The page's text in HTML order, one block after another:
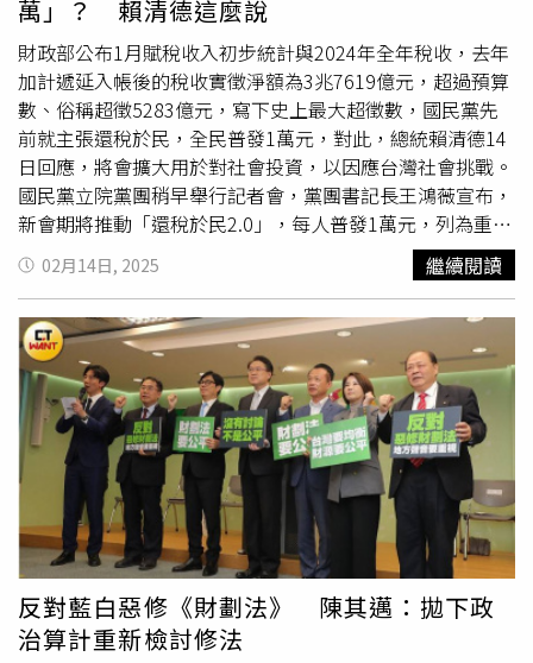
委員會委員劉書彬直言，目前企業捐資私校抵稅額度未進一
步放寬前，「高教禿鷹」問題就已滿天飛，常見私人或企業
捐資私校時，提出過半董事席次入主私校等條件，甚至堂而
皇之將校名冠上財團名號，「變魔術」把公共校產挪為私
產，這類形同買賣的「附條件捐贈」，若再獲得政府助攻免
稅，教育場將淪為財團避稅天堂，說是為私校找財源續命，
其實是自欺欺人，面對不可逆的少子化海嘯「只是把問題甩
給下一代」。曾任財政部次長的一名財稅學者強調，《私校
法》62條修法絕不宜冒進，原因有三：首先，在少子化之
下，稅損都還沒做好評估，卻一味放寬捐獻抵稅額度，只是
把政府搶救私校的責任甩鍋給民間；第二，私校的財務透明
度和正確性都不足，若要修法，就必須配套要求私校，比照
上市櫃公司，定期公開財務報表；最後，若對私校抵稅開
放，那麼私人療養院、育幼院、醫療院所等，同為財團法人
或社團法人，一定也會要求比照「根本沒完沒了」。台灣高
等教育工會組織部主任林柏儀批評，近年私校常態性領發政
府的
學費補助
等高比例捐助，財務報表揭露程度卻非常低，
在主管機關教育部的放任縱容下，私校甚至可以惡性退場，
還有利可圖者就改辦其他產業續命；無利可圖者就像亞太技
術學院一樣拍拍屁股走人，最後的「擦屁股」工作仍得全民
埋單。少子化浪潮來襲，全台不少私校都因經營不善面臨欠
薪甚至倒閉危機。政府原有意提高捐贈私校抵稅比率到
100％，然而高教工會、財稅學者甚至教育立委都聞聲反
萬」？ 賴清德這麼說
財政部公布1月賦稅收入初步統計與2024年全年稅收，去年
加計遞延入帳後的稅收實徵淨額為3兆7619億元，超過預算
數、俗稱超徵5283億元，寫下史上最大超徵數，國民黨先
前就主張還稅於民，全民普發1萬元，對此，總統賴清德14
日回應，將會擴大用於對社會投資，以因應台灣社會挑戰。
國民黨立院黨團稍早舉行記者會，黨團書記長王鴻薇宣布，
新會期將推動「還稅於民2.0」，每人普發1萬元，列為重大
民生提案之一。（圖／報系資料照）根據《Yahoo》14日報
導，總統賴清德出席工商團體春節聯誼時表示，將擴大對社
私立大學學費補助、長照3.0和百億癌症新藥基金等政策，
以因應台灣社會高齡化等挑戰。國民黨立委12日舉行記者會
時表示，稅收連4年超徵，超徵金額合計1兆8707億元，不
論從財政紀律的角度或是全民共享經濟成果的方向，要求政
府應比照2023年，立刻啟動「還錢於民2.0」，全台灣每人
發1萬元現金。包括國民黨主席朱立倫也支持立院黨團提出
的普發現金，希望賴政府能夠將部分還稅於民，每人發一萬
塊是2300多億，只佔超收的四成，事實上很少。據財政部
公布1月賦稅收入初步統計與2024年全年稅收，達成率為
116.3％、年增率8.8％，連續4年正成長。其中，中央政府
超徵3757億元、地方政府超徵802億元，皆創歷史次高。另
據財政部統計處副處長劉訓蓉的說法，2024年課稅收入挹
02月14日, 2025 繼續閱讀
反對藍白惡修《財劃法》 陳其邁：拋下政
治算計重新檢討修法